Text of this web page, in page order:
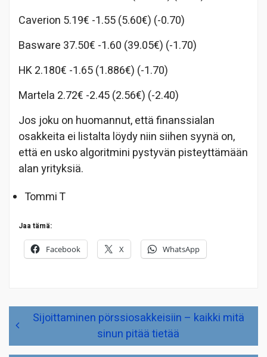
Caverion 5.19€ -1.55 (5.60€) (-0.70)
Basware 37.50€ -1.60 (39.05€) (-1.70)
HK 2.180€ -1.65 (1.886€) (-1.70)
Martela 2.72€ -2.45 (2.56€) (-2.40)
Jos joku on huomannut, että finanssialan
osakkeita ei listalta löydy niin siihen syynä on,
että en usko algoritmini pystyvän pisteyttämään
alan yrityksiä.
Tommi T
Jaa tämä:
Facebook X WhatsApp
Artikkelien
selaus Sijoittaminen pörssiosakkeisiin – kaikki mitä
sinun pitää tietää